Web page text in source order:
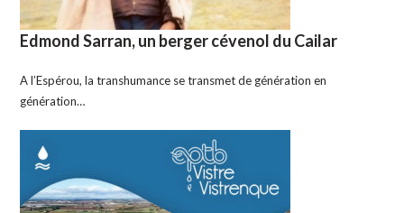
Edmond Sarran, un berger cévenol du Cailar
A l’Espérou, la transhumance se transmet de génération en
génération…